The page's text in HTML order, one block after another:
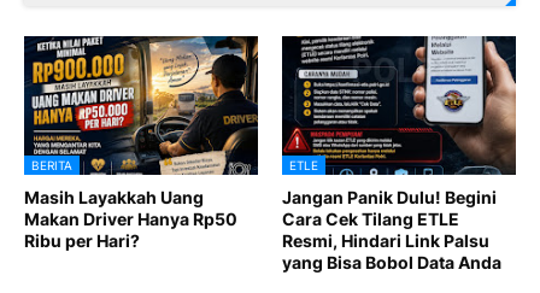
BERITA
Masih Layakkah Uang
Makan Driver Hanya Rp50
Ribu per Hari?
ETLE
Jangan Panik Dulu! Begini
Cara Cek Tilang ETLE
Resmi, Hindari Link Palsu
yang Bisa Bobol Data Anda